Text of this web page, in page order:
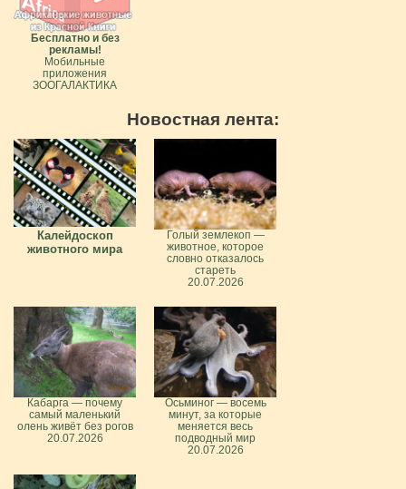
Бесплатно и без
рекламы!
Мобильные
приложения
ЗООГАЛАКТИКА
Новостная лента:
Калейдоскоп
животного мира
Голый землекоп —
животное, которое
словно отказалось
стареть
20.07.2026
Кабарга — почему
самый маленький
олень живёт без рогов
20.07.2026
Осьминог — восемь
минут, за которые
меняется весь
подводный мир
20.07.2026